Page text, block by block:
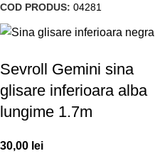
COD PRODUS: 04281
Sevroll Gemini sina
glisare inferioara alba
lungime 1.7m
30,00 lei